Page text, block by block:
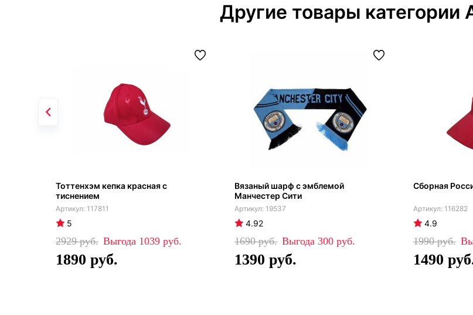
Другие товары категории
Тоттенхэм кепка красная с
тиснением
117811
5
2929 1039
1890
Вязаный шарф с эмблемой
Манчестер Сити
19537
4.92
1690 300
1390
Сборная
116282
4.9
1990
1490